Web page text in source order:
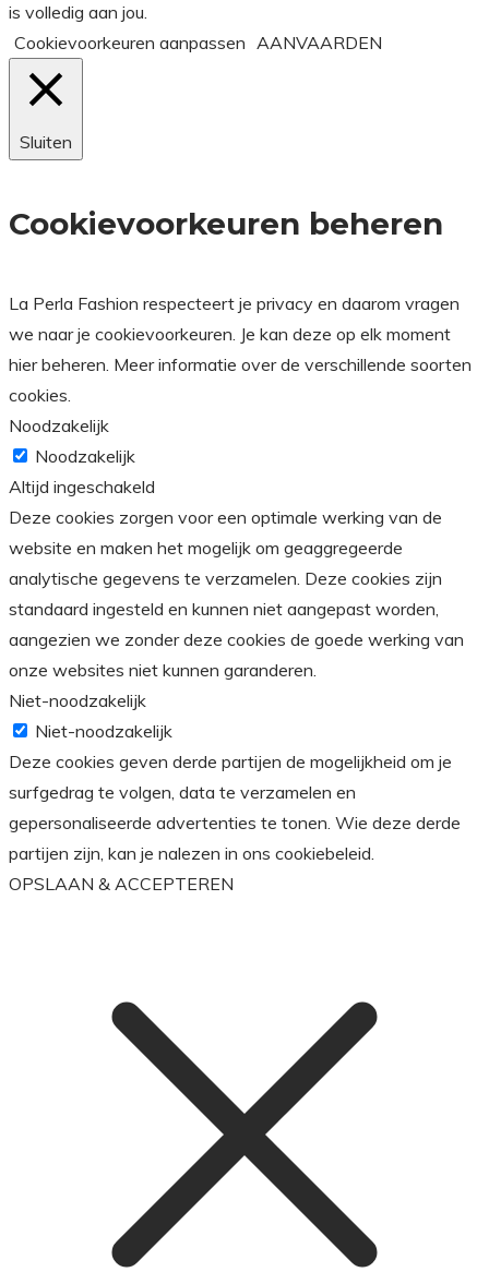
is volledig aan jou.
Cookievoorkeuren aanpassen AANVAARDEN
Sluiten
Cookievoorkeuren beheren
La Perla Fashion respecteert je privacy en daarom vragen
we naar je cookievoorkeuren. Je kan deze op elk moment
hier beheren. Meer informatie over de verschillende soorten
cookies.
Noodzakelijk
Noodzakelijk
Altijd ingeschakeld
Deze cookies zorgen voor een optimale werking van de
website en maken het mogelijk om geaggregeerde
analytische gegevens te verzamelen. Deze cookies zijn
standaard ingesteld en kunnen niet aangepast worden,
aangezien we zonder deze cookies de goede werking van
onze websites niet kunnen garanderen.
Niet-noodzakelijk
Niet-noodzakelijk
Deze cookies geven derde partijen de mogelijkheid om je
surfgedrag te volgen, data te verzamelen en
gepersonaliseerde advertenties te tonen. Wie deze derde
partijen zijn, kan je nalezen in ons cookiebeleid.
OPSLAAN & ACCEPTEREN